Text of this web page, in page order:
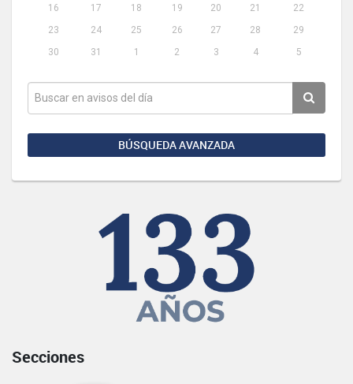
16
17 18 19 20 21
22
23
24 25 26 27 28
29
30
31 1 2 3 4 5
BÚSQUEDA AVANZADA
Secciones